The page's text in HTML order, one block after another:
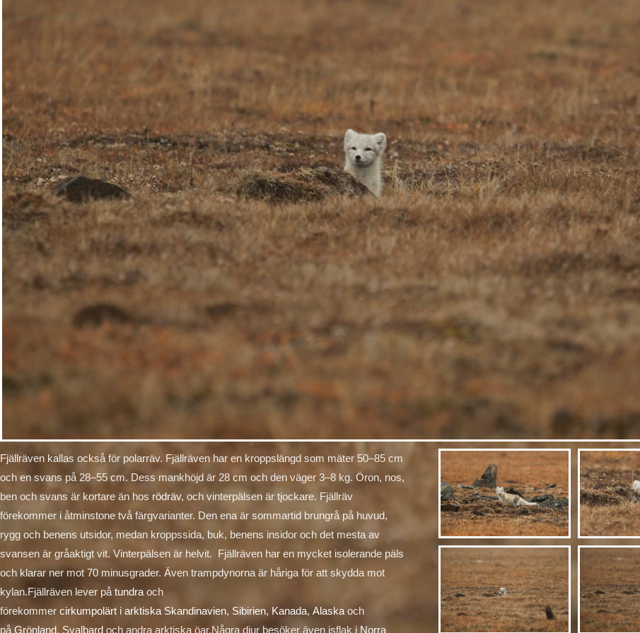
Fjällräven kallas också för polarräv. Fjällräven har en kroppslängd som mäter 50–85 cm
och en svans på 28–55 cm. Dess mankhöjd är 28 cm och den väger 3–8 kg. Öron, nos,
ben och svans är kortare än hos rödräv, och vinterpälsen är tjockare. Fjällräv
förekommer i åtminstone två färgvarianter. Den ena är sommartid brungrå på huvud,
rygg och benens utsidor, medan kroppssida, buk, benens insidor och det mesta av
svansen är gråaktigt vit. Vinterpälsen är helvit. Fjällräven har en mycket isolerande päls
och klarar ner mot 70 minusgrader. Även trampdynorna är håriga för att skydda mot
kylan.Fjällräven lever på tundra och
förekommer cirkumpolärt i arktiska Skandinavien, Sibirien, Kanada, Alaska och
på Grönland, Svalbard och andra arktiska öar.Några djur besöker även isflak i Norra